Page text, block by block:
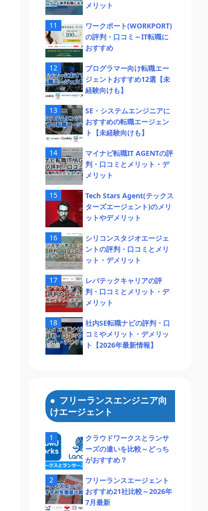
メリット
ワークポート(WORKPORT)
の評判・口コミ～IT転職に
おすすめ
プログラマー向け転職エー
ジェントおすすめ12選【未
経験向けも】
SE・システムエンジニアに
おすすめの転職エージェン
ト【未経験向けも】
マイナビ転職IT AGENTの評
判・口コミとメリット・デ
メリット
Tech Stars Agent(テックス
ターズエージェント)のメリ
ットやデメリット
シリコンスタジオエージェ
ントの評判・口コミとメリ
ット・デメリット
レバテックキャリアの評
判・口コミとメリット・デ
メリット
社内SE転職ナビの評判・口
コミやメリット・デメリッ
ト【2026年最新情報】
フリーランスエンジニア向
けエージェント
クラウドワークスとランサ
ーズの違いを比較～どっち
がおすすめ？
フリーランスエージェント
おすすめ21社比較～2026年
7月最新